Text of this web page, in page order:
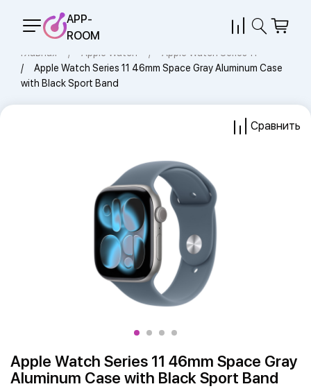
APP-
ROOM
Главная Apple Watch
Apple Watch Series 11
Apple Watch Series 11 46mm Space Gray Aluminum Case
with Black Sport Band
Apple Watch Series 11 46mm Space Gray
Aluminum Case with Black Sport Band
Сравнить